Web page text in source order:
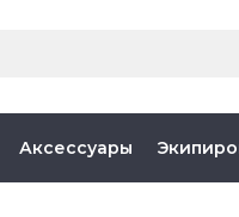
Аксессуары